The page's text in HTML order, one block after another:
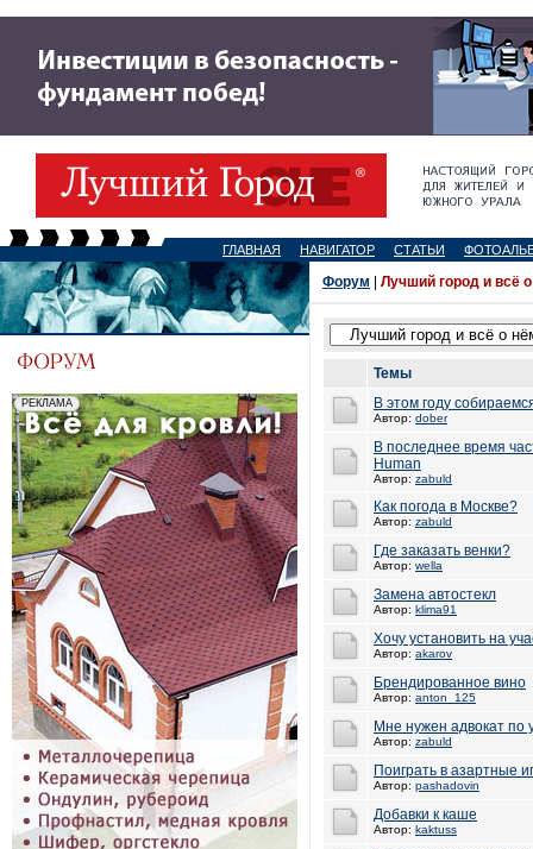
ГЛАВНАЯ НАВИГАТОР СТАТЬИ
Форум Лучший город и всё
Темы
В этом году
Автор: dober
В последнее время
Human
Автор: zabuld
Как погода в Москве?
Автор: zabuld
Где заказать венки?
Автор: wella
Замена автостекл
Автор: klima91
Хочу установить на
Автор: akarov
Брендированное вино
Автор: anton_125
Мне нужен адвокат по
Автор: zabuld
Поиграть в азартные
Автор: pashadovin
Добавки к каше
Автор: kaktuss